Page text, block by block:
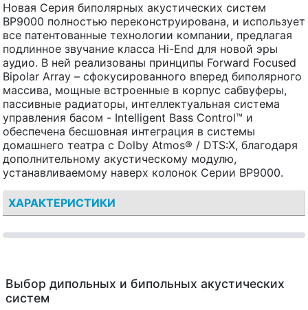
Новая Серия биполярных акустических систем
BP9000 полностью переконструирована, и использует
все патентованные технологии компании, предлагая
подлинное звучание класса Hi-End для новой эры
аудио. В ней реализованы принципы Forward Focused
Bipolar Array – сфокусированного вперед биполярного
массива, мощные встроенные в корпус сабвуферы,
пассивные радиаторы, интеллектуальная система
управления басом - Intelligent Bass Control™ и
обеспечена бесшовная интеграция в системы
домашнего театра с Dolby Atmos® / DTS:X, благодаря
дополнительному акустическому модулю,
устанавливаемому наверх колонок Серии BP9000.
ХАРАКТЕРИСТИКИ
Выбор дипольных и бипольных акустических
систем